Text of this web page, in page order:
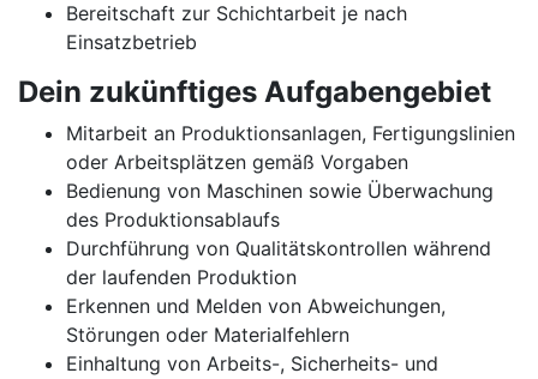
Bereitschaft zur Schichtarbeit je nach
Einsatzbetrieb
Dein zukünftiges Aufgabengebiet
Mitarbeit an Produktionsanlagen, Fertigungslinien
oder Arbeitsplätzen gemäß Vorgaben
Bedienung von Maschinen sowie Überwachung
des Produktionsablaufs
Durchführung von Qualitätskontrollen während
der laufenden Produktion
Erkennen und Melden von Abweichungen,
Störungen oder Materialfehlern
Einhaltung von Arbeits-, Sicherheits- und